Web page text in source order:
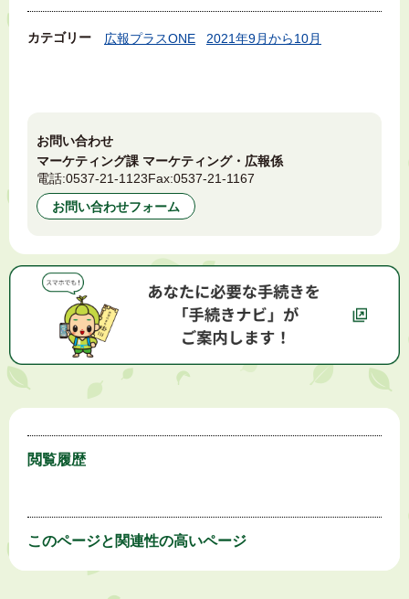
カテゴリー 広報プラスONE 2021年9月から10月
お問い合わせ
マーケティング課 マーケティング・広報係
電話:0537-21-1123Fax:0537-21-1167
お問い合わせフォーム
閲覧履歴
このページと 関連性の高いページ